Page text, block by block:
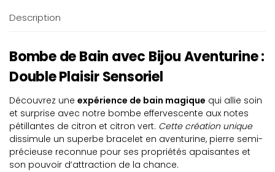
Description
Bombe de Bain avec Bijou Aventurine :
Double Plaisir Sensoriel
Découvrez une expérience de bain magique qui allie soin
et surprise avec notre bombe effervescente aux notes
pétillantes de citron et citron vert. Cette création unique
dissimule un superbe bracelet en aventurine, pierre semi-
précieuse reconnue pour ses propriétés apaisantes et
son pouvoir d’attraction de la chance.